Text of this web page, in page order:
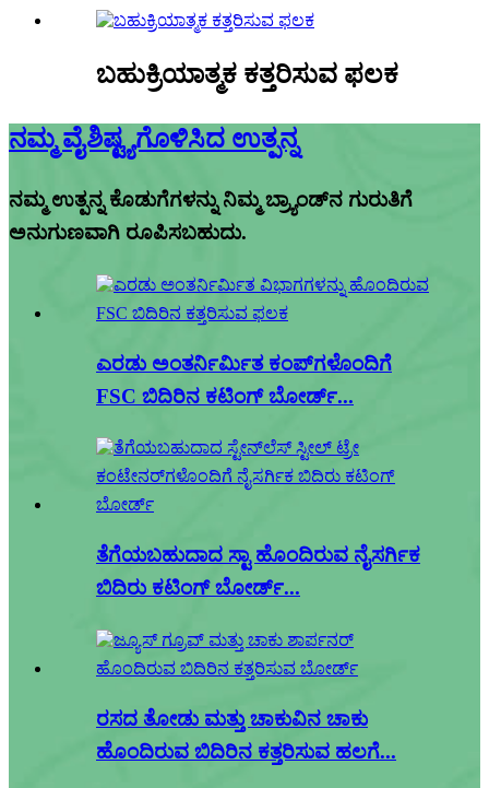
ಬಹುಕ್ರಿಯಾತ್ಮಕ ಕತ್ತರಿಸುವ ಫಲಕ
ನಮ್ಮ ವೈಶಿಷ್ಟ್ಯಗೊಳಿಸಿದ ಉತ್ಪನ್ನ
ನಮ್ಮ ಉತ್ಪನ್ನ ಕೊಡುಗೆಗಳನ್ನು ನಿಮ್ಮ ಬ್ರ್ಯಾಂಡ್‌ನ ಗುರುತಿಗೆ
ಅನುಗುಣವಾಗಿ ರೂಪಿಸಬಹುದು.
ಎರಡು ಅಂತರ್ನಿರ್ಮಿತ ಕಂಪ್‌ಗಳೊಂದಿಗೆ
FSC ಬಿದಿರಿನ ಕಟಿಂಗ್ ಬೋರ್ಡ್...
ತೆಗೆಯಬಹುದಾದ ಸ್ಟಾ ಹೊಂದಿರುವ ನೈಸರ್ಗಿಕ
ಬಿದಿರು ಕಟಿಂಗ್ ಬೋರ್ಡ್...
ರಸದ ತೋಡು ಮತ್ತು ಚಾಕುವಿನ ಚಾಕು
ಹೊಂದಿರುವ ಬಿದಿರಿನ ಕತ್ತರಿಸುವ ಹಲಗೆ...